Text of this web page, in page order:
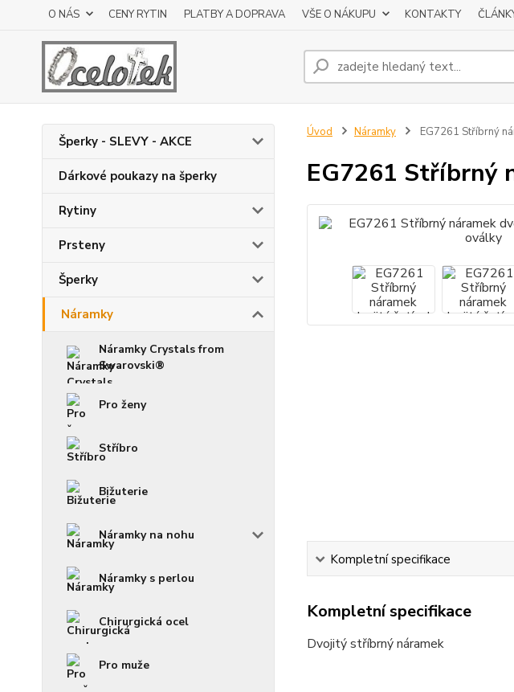
O NÁS CENY RYTIN PLATBY A DOPRAVA VŠE O NÁKUPU KONTAKTY
Šperky - SLEVY - AKCE
Dárkové poukazy na šperky
Rytiny
Prsteny
Šperky
Náramky
Náramky Crystals from
Swarovski®
Pro ženy
Stříbro
Bižuterie
Náramky na nohu
Náramky s perlou
Chirurgická ocel
Pro muže
Úvod Náramky EG7261 Stříbrný
EG7261 Stříbrný
Kompletní specifikace
Kompletní specifikace
Dvojitý stříbrný náramek